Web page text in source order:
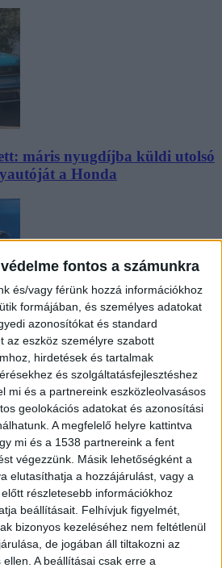
fontos a számunkra
és/vagy férünk hozzá információkhoz
formájában, és személyes adatokat
azonosítókat és standard
az eszköz személyre szabott
hirdetések és tartalmak
és szolgáltatásfejlesztéshez
mi és a partnereink eszközleolvasásos
geolokációs adatokat és azonosítási
A megfelelő helyre kattintva
mi és a 1538 partnereink a fent
végezzünk. Másik lehetőségként a
elutasíthatja a hozzájárulást, vagy a
részletesebb információkhoz
beállításait. Felhívjuk figyelmét,
bizonyos kezeléséhez nem feltétlenül
de jogában áll tiltakozni az
A beállításai csak erre a
máris nyugdíjba küldi utolsó
a Honda
indul a legolcsóbb elektromos
a villanyautós támogatási
pályázói